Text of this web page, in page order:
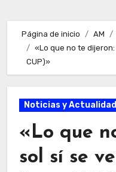
Página de inicio AM
«Lo que no te
CUP)»
Noticias y Actualidad
«Lo que
sol sí se